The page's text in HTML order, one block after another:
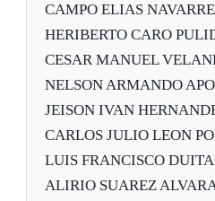
CAMPO ELIAS
HERIBERTO CARO
CESAR MANUEL
NELSON ARMANDO
JEISON IVAN
CARLOS JULIO LEON
LUIS FRANCISCO
ALIRIO SUAREZ